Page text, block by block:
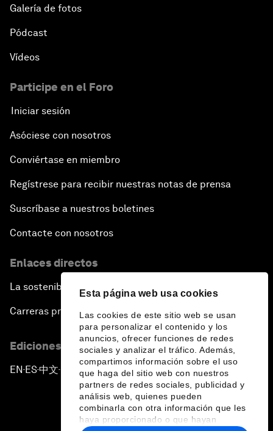
Esta página web usa cookies
Las cookies de este sitio web se usan
para personalizar el contenido y los
anuncios, ofrecer funciones de redes
sociales y analizar el tráfico. Además,
compartimos información sobre el uso
que haga del sitio web con nuestros
partners de redes sociales, publicidad y
análisis web, quienes pueden
combinarla con otra información que les
haya proporcionado o que hayan
Galería de fotos
Pódcast
Vídeos
Participe en el Foro
Iniciar sesión
Asóciese con nosotros
Conviértase en miembro
Regístrese para recibir nuestras notas de prensa
Suscríbase a nuestros boletines
Contacte con nosotros
Enlaces directos
La sostenibilidad en el Foro
Carreras profesionales
Ediciones en otros idiomas
EN ▪ ES▪中文▪ 日本語